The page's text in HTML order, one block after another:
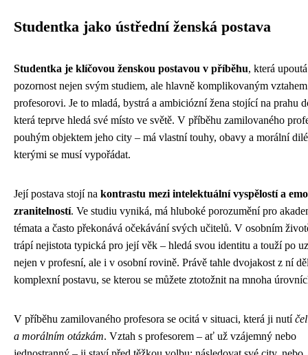
Studentka jako ústřední ženská postava
Studentka je klíčovou ženskou postavou v příběhu, která upoutá
pozornost nejen svým studiem, ale hlavně komplikovaným
profesorovi. Je to mladá, bystrá a ambiciózní žena stojící na prahu
která teprve hledá své místo ve světě. V příběhu zamilovaného
pouhým objektem jeho city – má vlastní touhy, obavy a morální
kterými se musí vypořádat.
Její postava stojí na kontrastu mezi intelektuální vyspělostí a
zranitelností. Ve studiu vyniká, má hluboké porozumění pro
témata a často překonává očekávání svých učitelů. V osobním
trápí nejistota typická pro její věk – hledá svou identitu a touží po
nejen v profesní, ale i v osobní rovině. Právě tahle dvojakost z ní
komplexní postavu, se kterou se můžete ztotožnit na mnoha
V příběhu zamilovaného profesora se ocitá v situaci, která ji nutí
a morálním otázkám. Vztah s profesorem – ať už vzájemný nebo